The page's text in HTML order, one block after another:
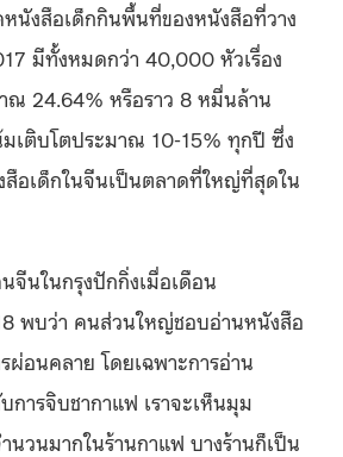
นังสือเด็กกินพื้นที่ของหนังสือที่วาง
มีทั้งหมดกว่า 40,000 หัวเรื่อง
ณ 24.64% หรือราว 8 หมื่นล้าน
เติบโตประมาณ 10-15% ทุกปี ซึ่ง
อเด็กในจีนเป็นตลาดที่ใหญ่ที่สุดใน
นในกรุงปักกิ่งเมื่อเดือน
พบว่า คนส่วนใหญ่ชอบอ่านหนังสือ
ผ่อนคลาย โดยเฉพาะการอ่าน
ารจิบชากาแฟ เราจะเห็นมุม
วนมากในร้านกาแฟ บางร้านก็เป็น